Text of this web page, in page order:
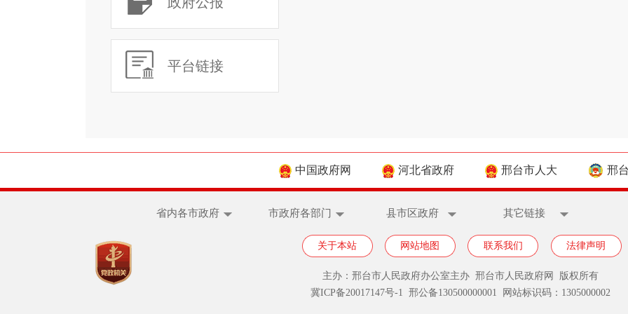
平台链接
中国政府网 河北省政府 邢台市人大 邢
省内各市政府 市政府各部门 县市区政府 其它链接
关于本站 网站地图 联系我们 法律声明
主办：邢台市人民政府办公室主办 邢台市人民政府网 版权所有
冀ICP备20017147号-1 邢公备130500000001 网站标识码：1305000002